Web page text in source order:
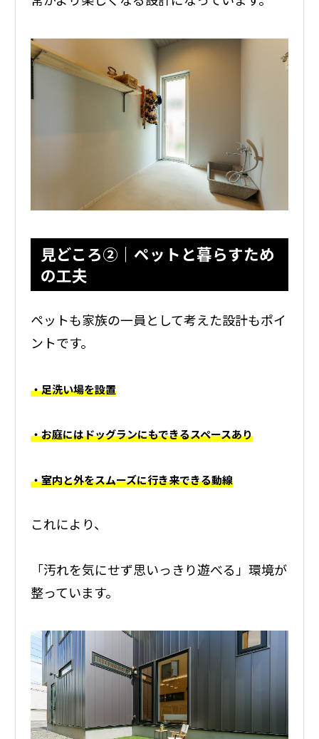
見どころ②｜ペットと暮らすため
の工夫
ペットも家族の一員として考えた設計もポイ
ントです。
・足洗い場を設置
・お庭にはドッグランにもできるスペースあり
・室内と外をスムーズに行き来できる動線
これにより、
「汚れを気にせず思いっきり遊べる」環境が
整っています。